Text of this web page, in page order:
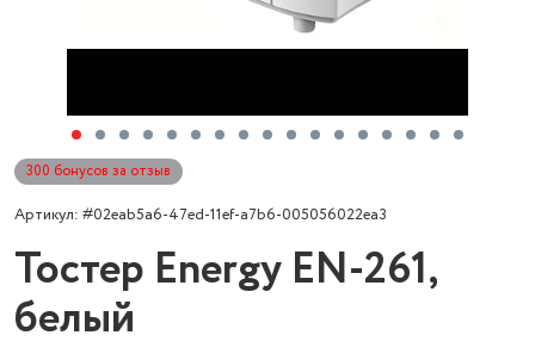
300 бонусов за отзыв
Артикул: #02eab5a6-47ed-11ef-a7b6-005056022ea3
Тостер Energy EN-261,
белый